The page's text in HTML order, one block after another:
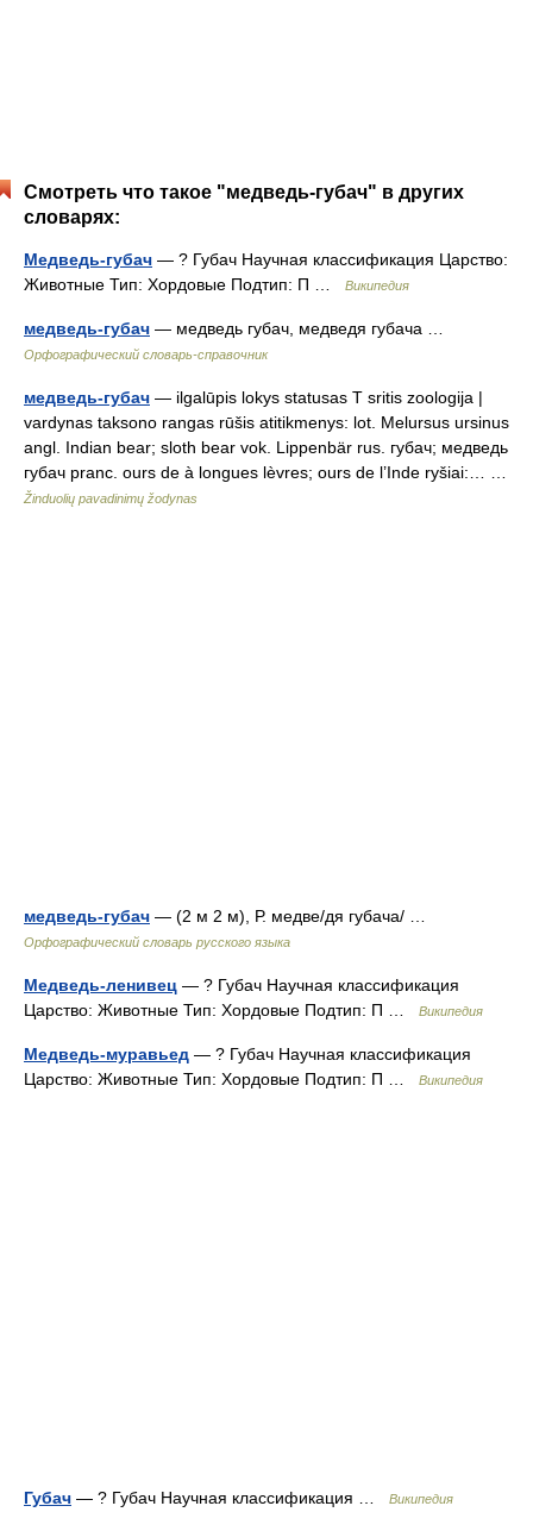
Смотреть что такое "медведь-губач" в других
словарях:
Медведь-губач — ? Губач Научная классификация Царство:
Животные Тип: Хордовые Подтип: П …
Википедия
медведь-губач — медведь губач, медведя губача …
Орфографический словарь-справочник
медведь-губач — ilgalūpis lokys statusas T sritis zoologija |
vardynas taksono rangas rūšis atitikmenys: lot. Melursus ursinus
angl. Indian bear; sloth bear vok. Lippenbär rus. губач; медведь
губач pranc. ours de à longues lèvres; ours de l’Inde ryšiai:… …
Žinduolių pavadinimų žodynas
медведь-губач — (2 м 2 м), Р. медве/дя губача/ …
Орфографический словарь русского языка
Медведь-ленивец — ? Губач Научная классификация
Царство: Животные Тип: Хордовые Подтип: П …
Википедия
Медведь-муравьед — ? Губач Научная классификация
Царство: Животные Тип: Хордовые Подтип: П …
Википедия
Губач — ? Губач Научная классификация … Википедия